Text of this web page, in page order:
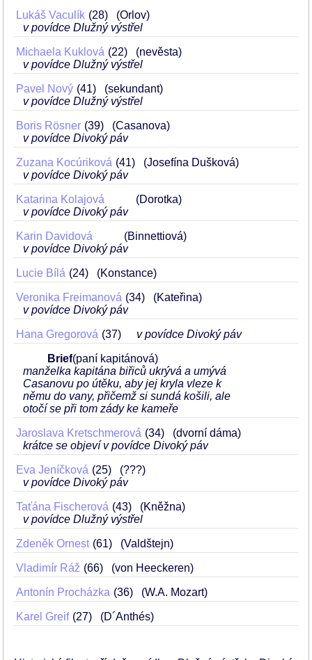
Lukáš Vaculík 28
(Orlov)
v povídce Dlužný výstřel
Michaela Kuklová 22
(nevěsta)
v povídce Dlužný výstřel
Pavel Nový 41
(sekundant)
v povídce Dlužný výstřel
Boris Rösner 39
(Casanova)
v povídce Divoký páv
Zuzana Kocúriková 41
(Josefína Dušková)
v povídce Divoký páv
Katarina Kolajová
(Dorotka)
v povídce Divoký páv
Karin Davidová
(Binnettiová)
v povídce Divoký páv
Lucie Bílá 24 (Konstance)
Veronika Freimanová 34
(Kateřina)
v povídce Divoký páv
Hana Gregorová 37 v povídce Divoký páv
Brief(paní kapitánová)
manželka kapitána biřiců ukrývá a umývá
Casanovu po útěku, aby jej kryla vleze k
němu do vany, přičemž si sundá košili, ale
otočí se při tom zády ke kameře
Jaroslava Kretschmerová 34
(dvorní dáma)
krátce se objeví v povídce Divoký páv
Eva Jeníčková 25
(???)
v povídce Divoký páv
Taťána Fischerová 43
(Kněžna)
v povídce Dlužný výstřel
Zdeněk Ornest 61 (Valdštejn)
Vladimír Ráž 66 (von Heeckeren)
Antonín Procházka 36 (W.A. Mozart)
Karel Greif 27 (D´Anthés)